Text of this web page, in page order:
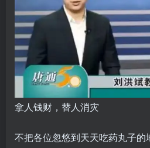
拿人钱财，替人消灾
不把各位忽悠到天天吃药丸子